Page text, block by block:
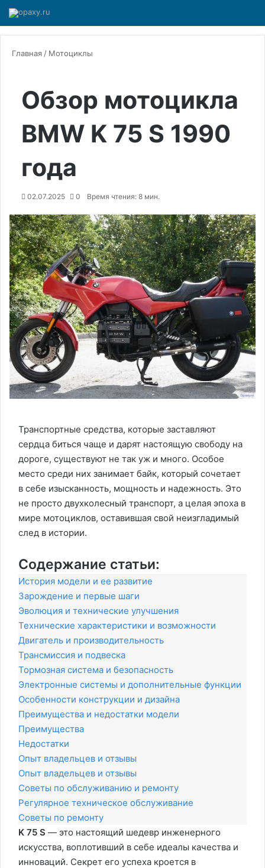
Главная / Мотоциклы
Обзор мотоцикла
BMW K 75 S 1990
года
02.07.2025 0 Время чтения: 8 мин.
Транспортные средства, которые заставляют
сердца биться чаще и дарят настоящую свободу на
дороге, существуют не так уж и много. Особое
место среди них занимает байк, который сочетает
в себе изысканность, мощность и надежность. Это
не просто двухколесный транспорт, а целая эпоха в
мире мотоциклов, оставившая свой неизгладимый
след в истории.
Содержание статьи:
История модели и ее развитие
Зарождение и первые шаги
Эволюция и технические улучшения
Технические характеристики и возможности
Двигатель и производительность
Трансмиссия и подвеска
Тормозная система и безопасность
Электронные системы и дополнительные функции
Особенности конструкции и дизайна
Преимущества и недостатки модели
Преимущества
Недостатки
Опыт владельцев и отзывы
Опыт владельцев и отзывы
Советы по обслуживанию и ремонту
Регулярное техническое обслуживание
Советы по ремонту
K 75 S — это настоящий шедевр инженерного
искусства, воплотивший в себе идеалы качества и
инноваций. Секрет его успеха кроется в